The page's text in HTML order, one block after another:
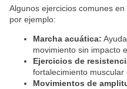
Algunos ejercicios comunes
por ejemplo:
Marcha acuática:
movimiento sin impacto
Ejercicios de
fortalecimiento muscular
Movimientos de